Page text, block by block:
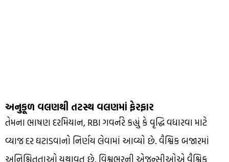
અનુકૂળ વલણથી તટસ્થ વલણમાં ફેરફાર
તેમના ભાષણ દરમિયાન, RBI ગવર્નરે કહ્યું કે વૃદ્ધિ વધારવા માટે
વ્યાજ દર ઘટાડવાનો નિર્ણય લેવામાં આવ્યો છે. વૈશ્વિક બજારમાં
અનિશ્ચિતતાઓ યથાવત છે. વિશ્વભરની એજન્સીઓએ વૈશ્વિક